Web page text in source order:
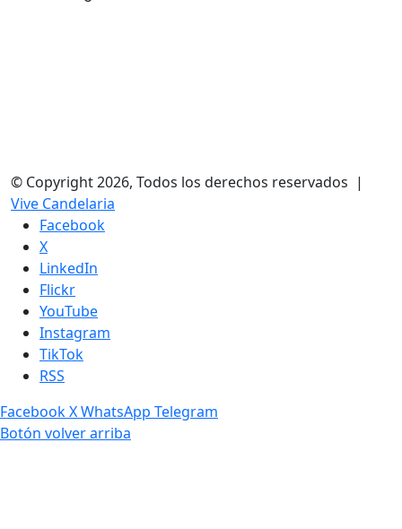
© Copyright 2026, Todos los derechos reservados |
Vive Candelaria
Facebook
X
LinkedIn
Flickr
YouTube
Instagram
TikTok
RSS
FacebookXWhatsApp Telegram
Botón volver arriba